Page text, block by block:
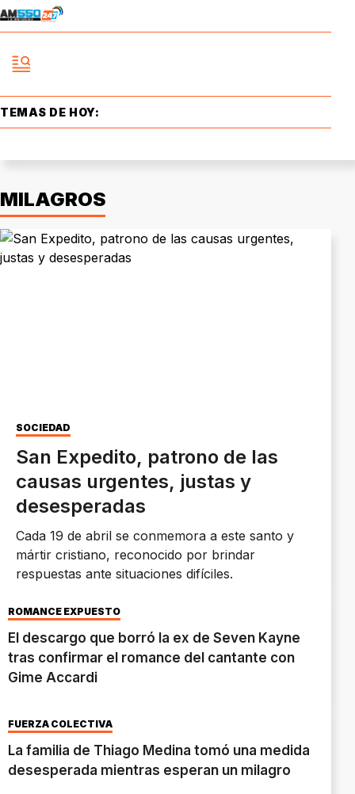
TEMAS DE HOY:
MILAGROS
SOCIEDAD
San Expedito, patrono de las
causas urgentes, justas y
desesperadas
Cada 19 de abril se conmemora a este santo y
mártir cristiano, reconocido por brindar
respuestas ante situaciones difíciles.
ROMANCE EXPUESTO
El descargo que borró la ex de Seven Kayne
tras confirmar el romance del cantante con
Gime Accardi
FUERZA COLECTIVA
La familia de Thiago Medina tomó una medida
desesperada mientras esperan un milagro